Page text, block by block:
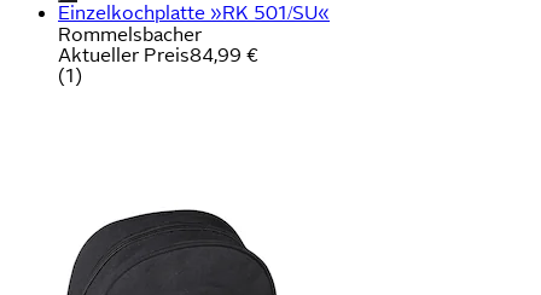
Einzelkochplatte »RK 501/SU«
Rommelsbacher
Aktueller Preis84,99 €
(1)